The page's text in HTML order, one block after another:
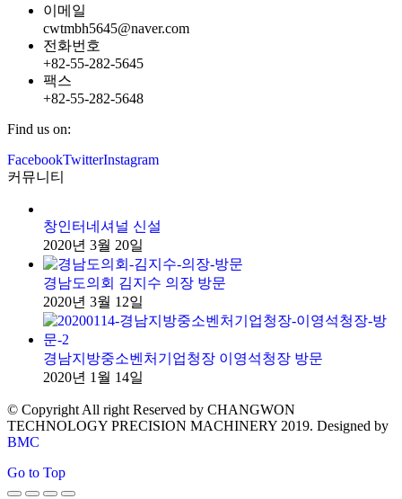
이메일
cwtmbh5645@naver.com
전화번호
+82-55-282-5645
팩스
+82-55-282-5648
Find us on:
FacebookTwitterInstagram
커뮤니티
창인터네셔널 신설
2020년 3월 20일
경남도의회 김지수 의장 방문
2020년 3월 12일
경남지방중소벤처기업청장 이영석청장 방문
2020년 1월 14일
© Copyright All right Reserved by CHANGWON
TECHNOLOGY PRECISION MACHINERY 2019. Designed by
BMC
Go to Top